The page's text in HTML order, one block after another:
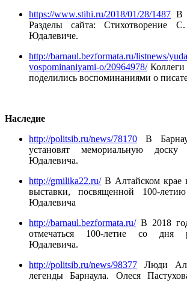
https://www.stihi.ru/2018/01/28/1487 В
Разделы сайта: Стихотворение
Юдалевиче.
http://barnaul.bezformata.ru/listnews/
vospominaniyami-o/20964978/Коллеги
поделились воспоминаниями о
Наследие
http://politsib.ru/news/78170 В
установят мемориальную
Юдалевича.
http://gmilika22.ru/В Алтайском крае
выставки, посвященной 100-
Юдалевича
http://barnaul.bezformata.ru/В 2018
отмечаться 100-летие со дня
Юдалевича.
http://politsib.ru/news/98377 Люди
легенды Барнаула. Олеся